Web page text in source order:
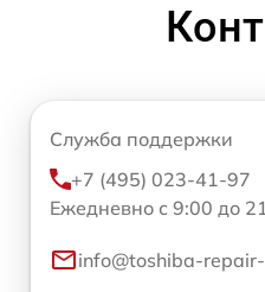
Служба поддержки
+7 (495) 023-41-97
Ежедневно с 9:00 до
info@toshiba-